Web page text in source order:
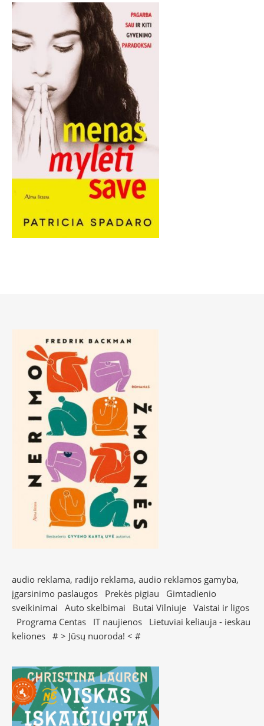
audio reklama, radijo reklama, audio reklamos gamyba,
įgarsinimo paslaugos
Prekės pigiau
Gimtadienio
sveikinimai
Auto skelbimai Butai Vilniuje Vaistai ir ligos
Programa Centas
IT naujienos
Lietuviai keliauja - ieskau
keliones # > Jūsų nuoroda! < #